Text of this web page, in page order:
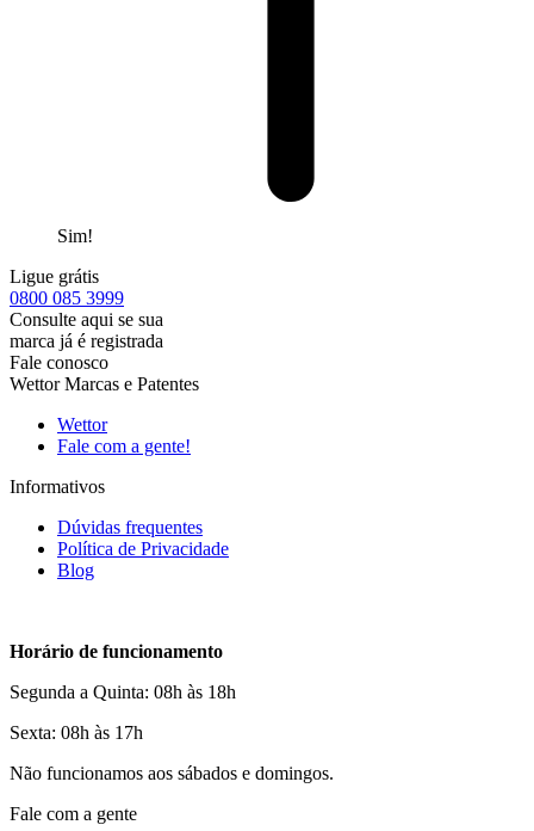
Sim!
Ligue grátis
0800 085 3999
Consulte aqui se sua
marca já é registrada
Fale conosco
Wettor Marcas e Patentes
Wettor
Fale com a gente!
Informativos
Dúvidas frequentes
Política de Privacidade
Blog
Horário de funcionamento
Segunda a Quinta: 08h às 18h
Sexta: 08h às 17h
Não funcionamos aos sábados e domingos.
Fale com a gente